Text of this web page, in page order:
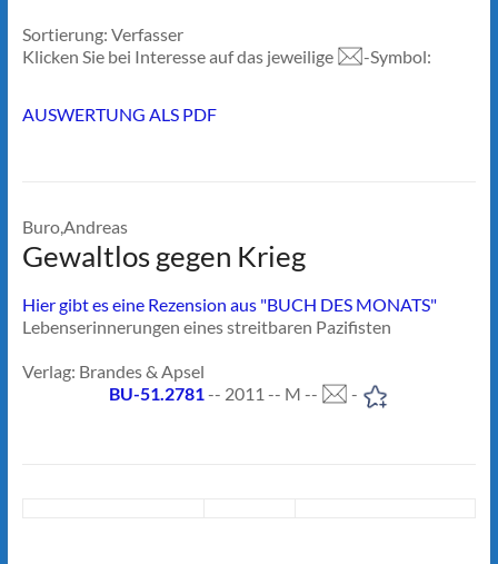
Sortierung: Verfasser
Klicken Sie bei Interesse auf das jeweilige
-Symbol:
AUSWERTUNG ALS PDF
Buro,Andreas
Gewaltlos gegen Krieg
Hier gibt es eine Rezension aus "BUCH DES MONATS"
Lebenserinnerungen eines streitbaren Pazifisten
Verlag: Brandes & Apsel
BU-51.2781-- 2011 -- M -- -